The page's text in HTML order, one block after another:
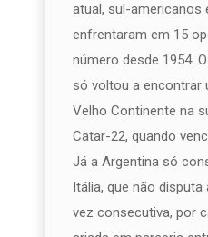
atual, sul-americanos
enfrentaram em 15
número desde 1954.
só voltou a encontrar
Velho Continente na
Catar-22, quando
Já a Argentina só
Itália, que não
vez consecutiva, por